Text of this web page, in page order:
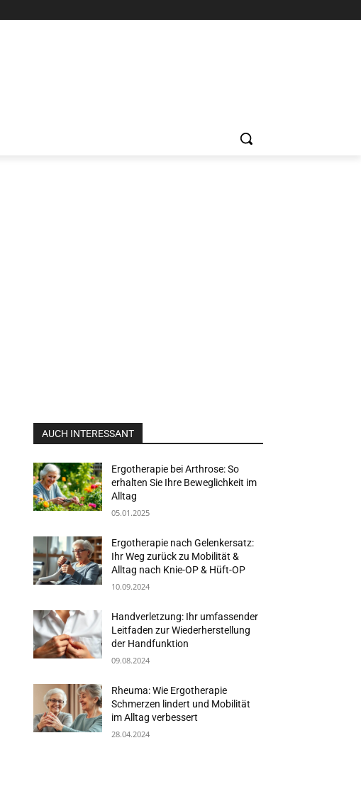
AUCH INTERESSANT
Ergotherapie bei Arthrose: So
erhalten Sie Ihre Beweglichkeit im
Alltag
05.01.2025
Ergotherapie nach Gelenkersatz:
Ihr Weg zurück zu Mobilität &
Alltag nach Knie-OP & Hüft-OP
10.09.2024
Handverletzung: Ihr umfassender
Leitfaden zur Wiederherstellung
der Handfunktion
09.08.2024
Rheuma: Wie Ergotherapie
Schmerzen lindert und Mobilität
im Alltag verbessert
28.04.2024